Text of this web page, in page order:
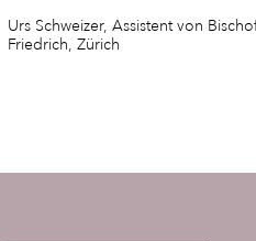
Urs Schweizer, Assistent von
Friedrich, Zürich